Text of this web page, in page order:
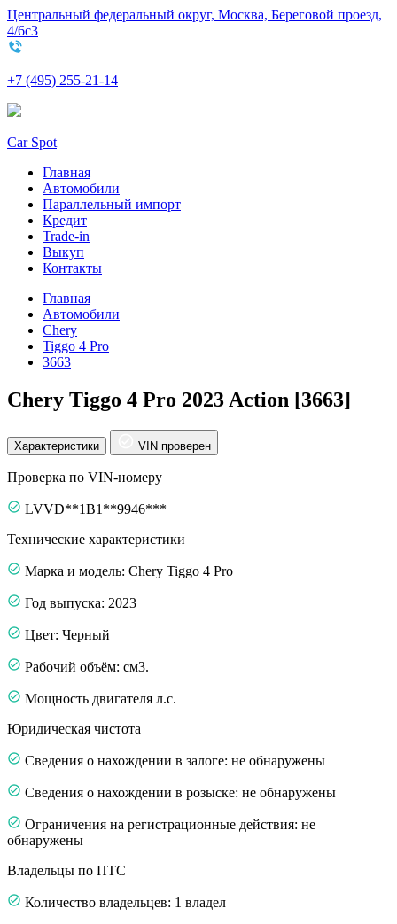
Центральный федеральный округ, Москва, Береговой проезд,
4/6с3
+7 (495) 255-21-14
Car Spot
Главная
Автомобили
Параллельный импорт
Кредит
Trade-in
Выкуп
Контакты
Главная
Автомобили
Chery
Tiggo 4 Pro
3663
Chery Tiggo 4 Pro 2023 Action [3663]
Характеристики VIN проверен
Проверка по VIN-номеру
LVVD**1B1**9946***
Технические характеристики
Марка и модель: Chery Tiggo 4 Pro
Год выпуска: 2023
Цвет: Черный
Рабочий объём: см3.
Мощность двигателя л.с.
Юридическая чистота
Сведения о нахождении в залоге: не обнаружены
Сведения о нахождении в розыске: не обнаружены
Ограничения на регистрационные действия: не
обнаружены
Владельцы по ПТС
Количество владельцев: 1 владел